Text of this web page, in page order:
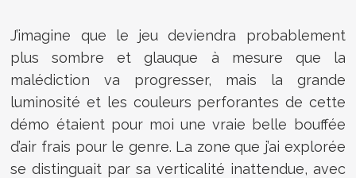
J’imagine que le jeu deviendra probablement
plus sombre et glauque à mesure que la
malédiction va progresser, mais la grande
luminosité et les couleurs perforantes de cette
démo étaient pour moi une vraie belle bouffée
d’air frais pour le genre. La zone que j’ai explorée
se distinguait par sa verticalité inattendue, avec